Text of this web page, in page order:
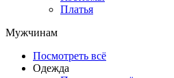
Платья
Мужчинам
Посмотреть всё
Одежда